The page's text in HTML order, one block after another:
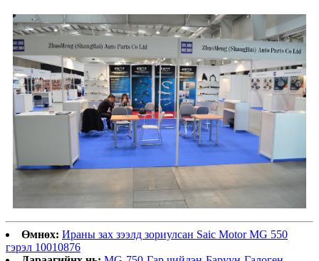
Өмнөх: Ираны зах зээлд зориулсан Saic Motor MG 550
гэрэл 10010876